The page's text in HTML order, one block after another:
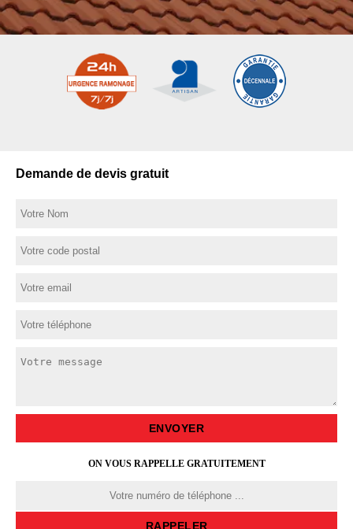
Demande de devis gratuit
ON VOUS RAPPELLE GRATUITEMENT